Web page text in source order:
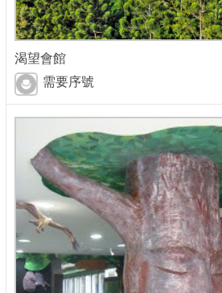
渴望會館
需要序號